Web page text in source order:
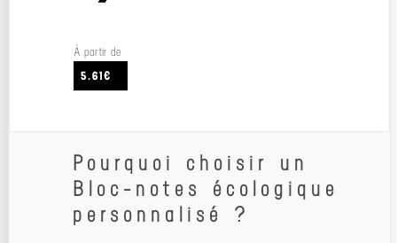
À partir de
5.61€
Pourquoi choisir un
Bloc-notes écologique
personnalisé ?